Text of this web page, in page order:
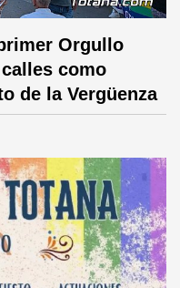
Orgullo
como
de la Vergüenza